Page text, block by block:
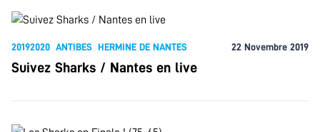
20192020 ANTIBES HERMINE DE NANTES 22 Novembre 2019
Suivez Sharks / Nantes en live